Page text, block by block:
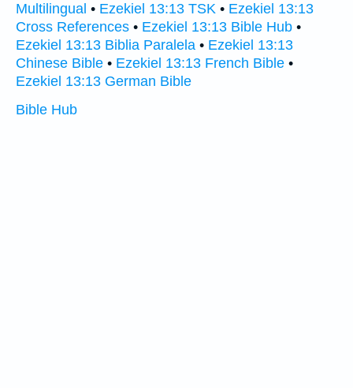
Multilingual • Ezekiel 13:13 TSK • Ezekiel 13:13
Cross References • Ezekiel 13:13 Bible Hub •
Ezekiel 13:13 Biblia Paralela • Ezekiel 13:13
Chinese Bible • Ezekiel 13:13 French Bible •
Ezekiel 13:13 German Bible
Bible Hub